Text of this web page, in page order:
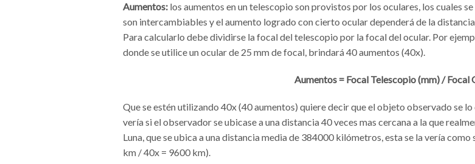
Aumentos: los aumentos en un telescopio son provistos por los oculares, los cuales
son intercambiables y el aumento logrado con cierto ocular dependerá de la
Para calcularlo debe dividirse la focal del telescopio por la focal del ocular. Por
donde se utilice un ocular de 25 mm de focal, brindará 40 aumentos (40x).
Aumentos = Focal Telescopio (mm) / Focal
Que se estén utilizando 40x (40 aumentos) quiere decir que el objeto observado se
vería si el observador se ubicase a una distancia 40 veces mas cercana a la que
Luna, que se ubica a una distancia media de 384000 kilómetros, esta se la vería
km / 40x = 9600 km).